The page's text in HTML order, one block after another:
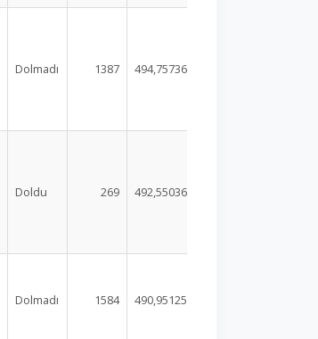
Dolmadı 1387 494,75736
Doldu 269 492,55036
Dolmadı 1584 490,95125